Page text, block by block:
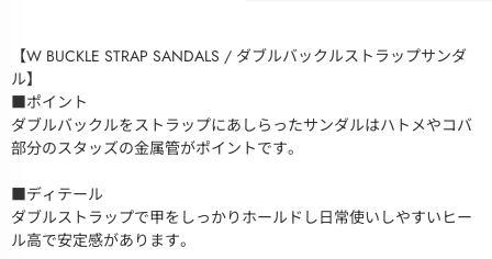
【W BUCKLE STRAP SANDALS / ダブルバックルストラップサンダ
ル】
■ポイント
ダブルバックルをストラップにあしらったサンダルはハトメやコバ
部分のスタッズの金属管がポイントです。
■ディテール
ダブルストラップで甲をしっかりホールドし日常使いしやすいヒー
ル高で安定感があります。